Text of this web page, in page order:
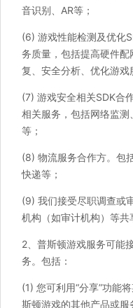
音识别、AR等；
(6) 游戏性能检测及优化
务质量，包括提高硬件
复、安全分析、优化游戏
(7) 游戏安全相关SDK合
相关服务，包括网络监
等；
(8) 物流服务合作方。包
快递等；
(9) 我们接受尽职调查或
机构（如审计机构）等共
2、普斯顿游戏服务可能
务。包括：
(1) 您可利用“分享”功能
斯顿游戏的其他产品或服